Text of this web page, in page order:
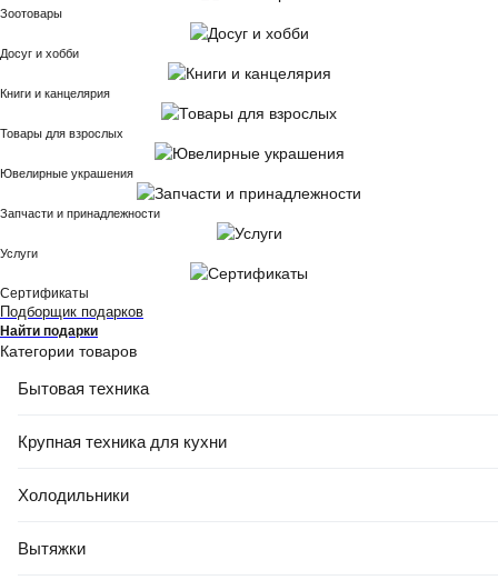
Зоотовары
Досуг и хобби
Книги и канцелярия
Товары для взрослых
Ювелирные украшения
Запчасти и принадлежности
Услуги
Сертификаты
Подборщик подарков
Найти подарки
Категории товаров
Бытовая техника
Крупная техника для кухни
Холодильники
Вытяжки